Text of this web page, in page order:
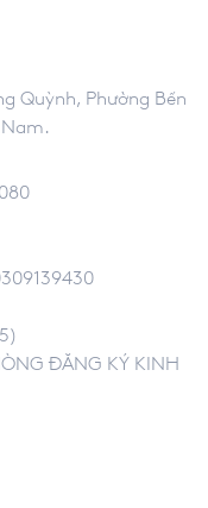
Quỳnh, Phường Bến
Nam.
ĐĂNG KÝ KINH